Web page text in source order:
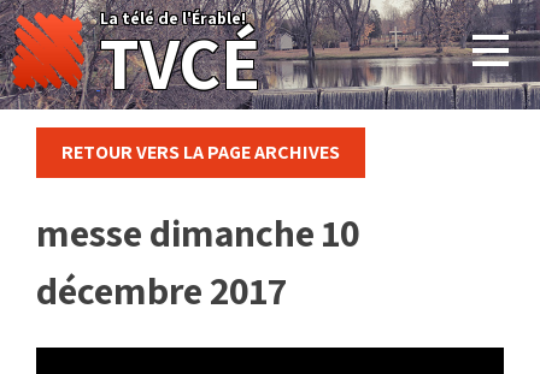
Skip
to
content
La télé de l'Érable!
TVCÉ
RETOUR VERS LA PAGE ARCHIVES
messe dimanche 10
décembre 2017